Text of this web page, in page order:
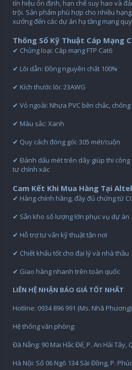
tín hiệu ổn định, hạn chế suy hao và
trội. Sản phẩm phù hợp cho nhiều
xưởng đến các dự án hạ tầng mạng
Thông Số Kỹ Thuật Cáp Mạng
✔ Chủng loại: Cáp mạng FTP Cat6
✔ Lõi dẫn: Đồng nguyên chất 100%
✔ Kích thước lõi: 23AWG
✔ Vỏ ngoài: Nhựa PVC bền chắc,
✔ Màu sắc: Xanh
✔ Quy cách đóng gói: 305 mét/cuộn
✔ Đánh dấu mét trên dây giúp thi công
tư chính xác
Cam Kết Khi Mua Hàng Tại
✔ Hàng chính hãng, đầy đủ chứng từ
✔ Sẵn kho số lượng lớn phục vụ dự án
✔ Hỗ trợ tư vấn kỹ thuật tận nơi
✔ Chiết khấu tốt cho đại lý và nhà thầu
✔ Giao hàng nhanh trên toàn quốc
LIÊN HỆ NHẬN BÁO GIÁ TỐT NHẤT
Hotline: 0934 896 991 (Ms. Nhã Phương)
Hệ thống văn phòng:
Đà Nẵng: 90 Mai Hắc Đế, P. An Hải Tây,
Hà Nội: Số 06 Ngõ 134 Sài Đồng, P.